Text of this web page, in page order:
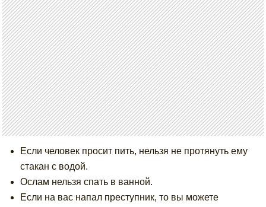
Если человек просит пить, нельзя не протянуть ему
стакан с водой.
Ослам нельзя спать в ванной.
Если на вас напал преступник, то вы можете